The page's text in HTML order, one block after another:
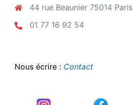
44 rue Beaunier 75014 Paris
01 77 16 92 54
Nous écrire : Contact